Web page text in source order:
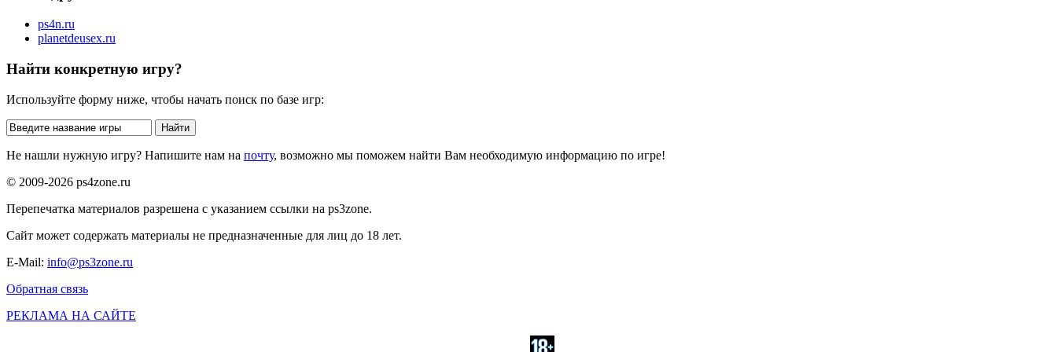
ps4n.ru
planetdeusex.ru
Найти конкретную игру?
Используйте форму ниже, чтобы начать поиск по базе игр:
Не нашли нужную игру? Напишите нам на почту, возможно мы поможем найти Вам необходимую информацию по игре!
© 2009-2026 ps4zone.ru
Перепечатка материалов разрешена с указанием ссылки на ps3zone.
Сайт может содержать материалы не предназначенные для лиц до 18 лет.
E-Mail: info@ps3zone.ru
Обратная связь
РЕКЛАМА НА САЙТЕ